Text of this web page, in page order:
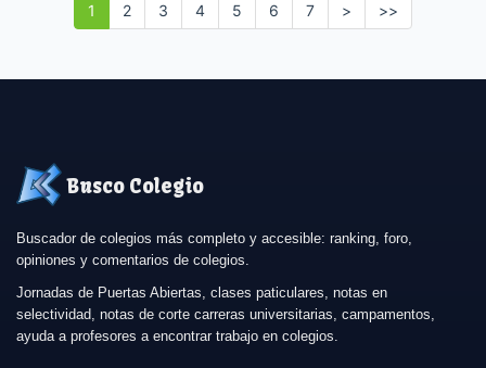
1 2 3 4 5 6 7 > >>
Busco Colegio
Buscador de colegios más completo y accesible: ranking, foro,
opiniones y comentarios de colegios.
Jornadas de Puertas Abiertas, clases paticulares, notas en
selectividad, notas de corte carreras universitarias, campamentos,
ayuda a profesores a encontrar trabajo en colegios.